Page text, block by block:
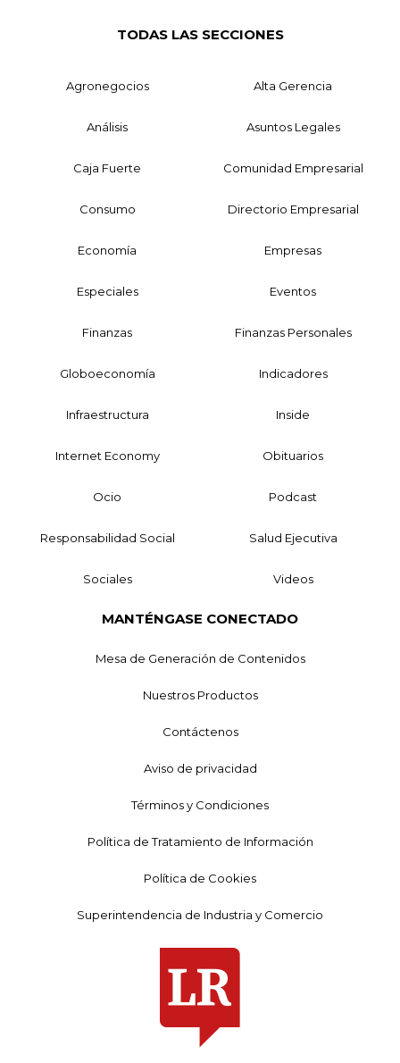
TODAS LAS SECCIONES
Agronegocios Alta Gerencia
Análisis Asuntos Legales
Caja Fuerte Comunidad Empresarial
Consumo Directorio Empresarial
Economía Empresas
Especiales Eventos
Finanzas Finanzas Personales
Globoeconomía Indicadores
Infraestructura Inside
Internet Economy Obituarios
Ocio Podcast
Responsabilidad Social Salud Ejecutiva
Sociales Videos
MANTÉNGASE CONECTADO
Mesa de Generación de Contenidos
Nuestros Productos
Contáctenos
Aviso de privacidad
Términos y Condiciones
Política de Tratamiento de Información
Política de Cookies
Superintendencia de Industria y Comercio